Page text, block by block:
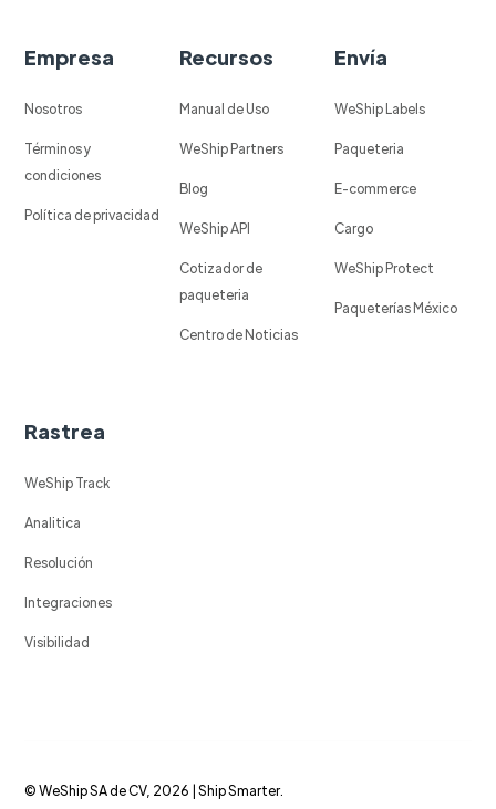
Empresa
Nosotros
Términos y
condiciones
Política de privacidad
Recursos
Manual de Uso
WeShip Partners
Blog
WeShip API
Cotizador de
paqueteria
Centro de Noticias
Envía
WeShip Labels
Paqueteria
E-commerce
Cargo
WeShip Protect
Paqueterías México
Rastrea
WeShip Track
Analitica
Resolución
Integraciones
Visibilidad
© WeShip SA de CV, 2026 | Ship Smarter.